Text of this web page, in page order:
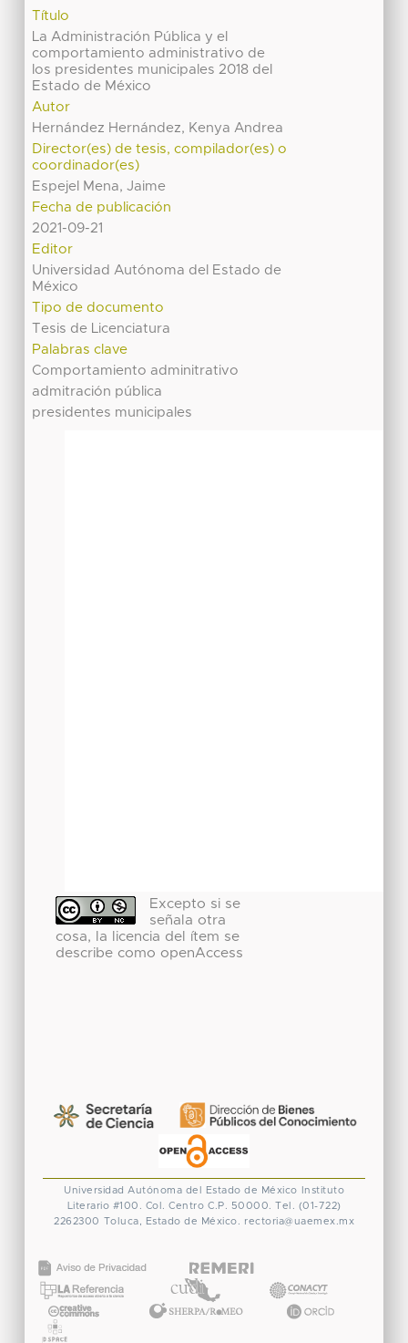
Título
La Administración Pública y el
comportamiento administrativo de
los presidentes municipales 2018 del
Estado de México
Autor
Hernández Hernández, Kenya Andrea
Director(es) de tesis, compilador(es) o
coordinador(es)
Espejel Mena, Jaime
Fecha de publicación
2021-09-21
Editor
Universidad Autónoma del Estado de
México
Tipo de documento
Tesis de Licenciatura
Palabras clave
Comportamiento adminitrativo
admitración pública
presidentes municipales
Excepto si se
señala otra
cosa, la licencia del ítem se
describe como openAccess
Universidad Autónoma del Estado de México
Instituto
Literario #100. Col. Centro C.P. 50000. Tel. (01-722)
2262300
Toluca, Estado de México. rectoria@uaemex.mx